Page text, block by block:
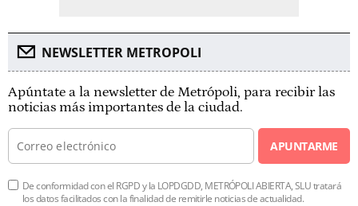
NEWSLETTER METROPOLI
Apúntate a la newsletter de Metrópoli, para recibir las
noticias más importantes de la ciudad.
APUNTARME
De conformidad con el RGPD y la LOPDGDD, METRÓPOLI ABIERTA, SLU tratará
los datos facilitados con la finalidad de remitirle noticias de actualidad.